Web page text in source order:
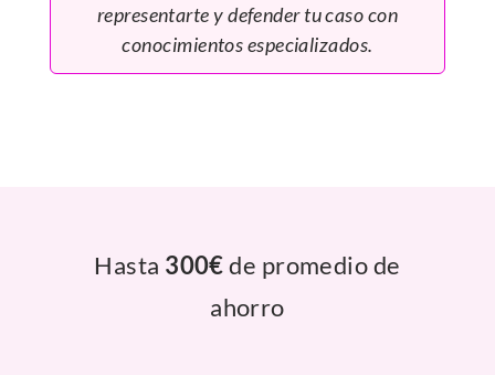
representarte y defender tu caso con
conocimientos especializados.
Hasta 300€de promedio de
ahorro